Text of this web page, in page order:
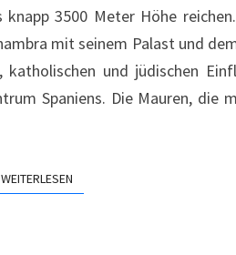
3500 Meter Höhe
mit seinem Palast und
und jüdischen
Spaniens. Die Mauren, die
WEITERLESEN